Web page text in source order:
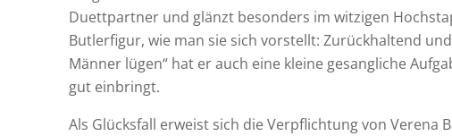
Duettpartner und glänzt besonders im witzigen
Butlerfigur, wie man sie sich vorstellt: Zurückhaltend
Männer lügen“ hat er auch eine kleine gesangliche
gut einbringt.
Als Glücksfall erweist sich die Verpflichtung von Verena